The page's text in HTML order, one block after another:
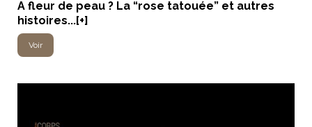
A fleur de peau ? La “rose tatouée” et autres
histoires...[+]
Voir